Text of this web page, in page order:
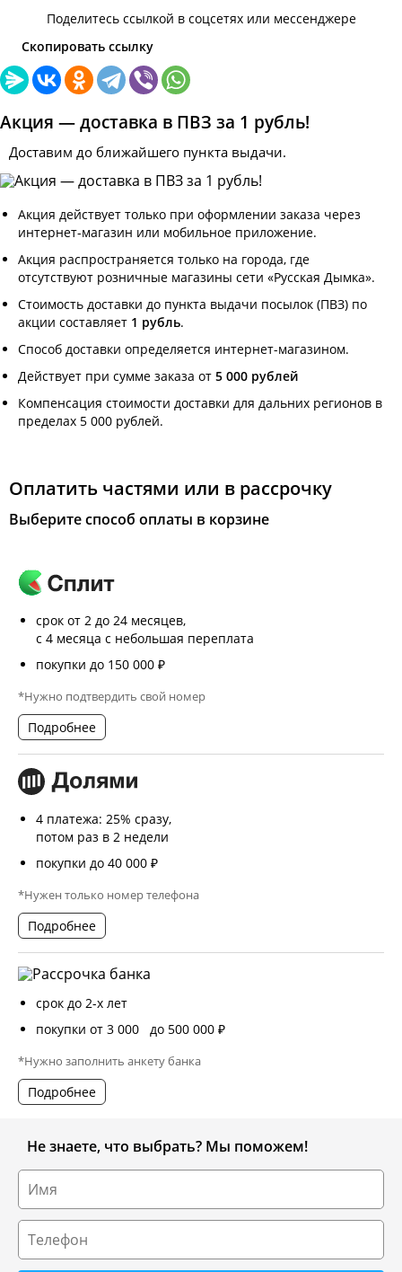
Поделитесь ссылкой в соцсетях или мессенджере
Скопировать ссылку
Акция — доставка в ПВЗ за 1 рубль!
Доставим до ближайшего пункта выдачи.
Акция действует только при оформлении заказа через
интернет-магазин или мобильное приложение.
Акция распространяется только на города, где
отсутствуют розничные магазины сети «Русская Дымка».
Стоимость доставки до пункта выдачи посылок (ПВЗ) по
акции составляет 1 рубль.
Способ доставки определяется интернет-магазином.
Действует при сумме заказа от 5 000 рублей
Компенсация стоимости доставки для дальних регионов в
пределах 5 000 рублей.
Оплатить частями или в рассрочку
Выберите способ оплаты в корзине
срок от 2 до 24 месяцев,
с 4 месяца с небольшая переплата
покупки до 150 000 ₽
*Нужно подтвердить свой номер
Подробнее
4 платежа: 25% сразу,
потом раз в 2 недели
покупки до 40 000 ₽
*Нужен только номер телефона
Подробнее
срок до 2-х лет
покупки от 3 000 до 500 000 ₽
*Нужно заполнить анкету банка
Подробнее
Не знаете, что выбрать? Мы поможем!